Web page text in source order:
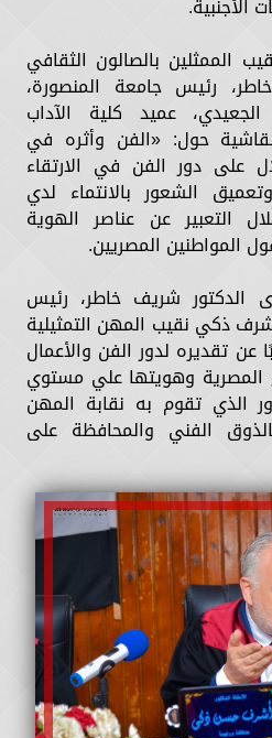
الأجنبية.
الممثلين بالصالون الثقافي
رئيس جامعة المنصورة،
عميد كلية الآداب
حول: «الفن وأثره في
على دور الفن في الارتقاء
الشعور بالانتماء لدي
التعبير عن عناصر الهوية
المواطنين المصريين.
الدكتور شريف خاطر، رئيس
ذكي نقيب المهن التمثيلية
عن تقديره لدور الفن والأعمال
المصرية وهويتها علي مستوي
الذي تقوم به نقابة المهن
الفني والمحافظة على